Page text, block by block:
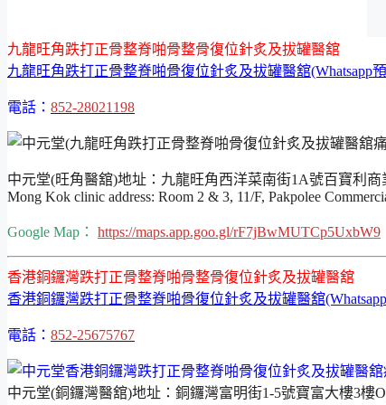
九龍旺角跌打正骨整脊啪骨整骨復位針炙及拔罐醫舘
九龍旺角跌打正骨整脊啪骨復位針炙及拔罐醫舘(Whatsapp
電話： 852-28021198
中元堂(旺角醫舘)地址：九龍旺角西洋菜南街1A號百寶利
Mong Kok clinic address: Room 2 & 3, 11/F, Pakpolee
Google Map： https://maps.app.goo.gl/rF7jBwMUTCp5UxbW9
香港銅鑼灣跌打正骨整脊啪骨整骨復位針炙及拔罐醫舘
香港銅鑼灣跌打正骨整脊啪骨復位針炙及拔罐醫舘
電話： 852-25675767
中元堂(銅鑼灣醫舘)地址：銅鑼灣富明街1-5號寶富大樓3樓